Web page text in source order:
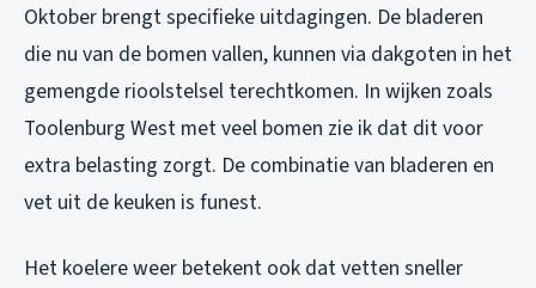
Oktober brengt specifieke uitdagingen. De bladeren
die nu van de bomen vallen, kunnen via dakgoten in het
gemengde rioolstelsel terechtkomen. In wijken zoals
Toolenburg West met veel bomen zie ik dat dit voor
extra belasting zorgt. De combinatie van bladeren en
vet uit de keuken is funest.
Het koelere weer betekent ook dat vetten sneller